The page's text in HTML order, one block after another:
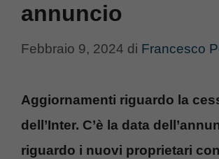
annuncio
Febbraio 9, 2024 di Francesco
Aggiornamenti riguardo la
dell’Inter. C’è la data
riguardo i nuovi proprietari